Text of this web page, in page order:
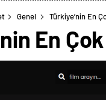
Genel Türkiye’nin En
En